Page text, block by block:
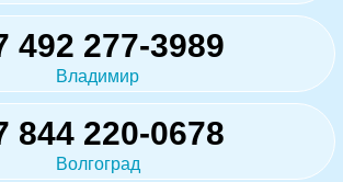
492 277-3989
Владимир
844 220-0678
Волгоград